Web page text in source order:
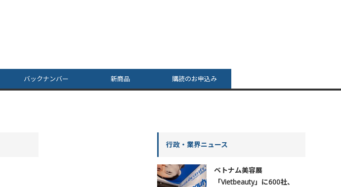
バックナンバー 新商品 購読のお申込み
行政・業界ニュース
ベトナム美容展
「Vietbeauty」に600社、